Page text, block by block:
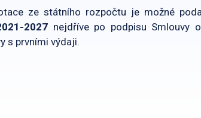
ze státního rozpočtu je možné
2027 nejdříve po podpisu Smlouvy
s prvními výdaji.